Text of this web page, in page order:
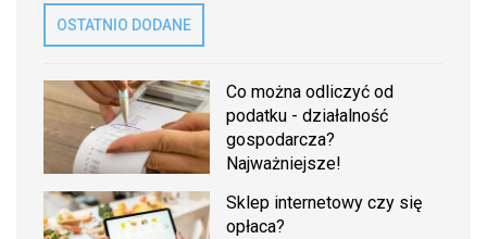
OSTATNIO DODANE
Co można odliczyć od
podatku - działalność
gospodarcza?
Najważniejsze!
Sklep internetowy czy się
opłaca?